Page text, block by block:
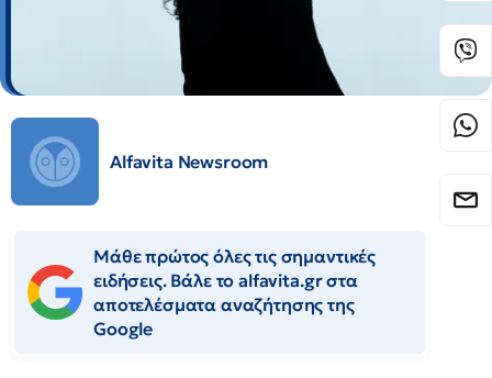
Alfavita Newsroom
Μάθε πρώτος όλες τις σημαντικές
ειδήσεις. Βάλε το alfavita.gr στα
αποτελέσματα αναζήτησης της
Google